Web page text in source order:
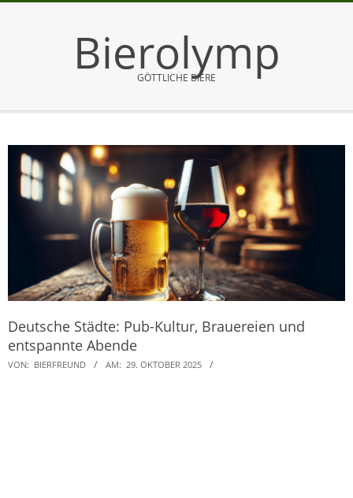
Bierolymp
GÖTTLICHE BIERE
Menu
Deutsche Städte: Pub-Kultur, Brauereien und
entspannte Abende
VON: BIERFREUND AM: 29. OKTOBER 2025